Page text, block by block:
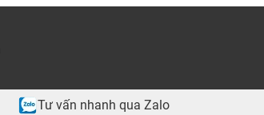
Tư vấn nhanh qua Zalo